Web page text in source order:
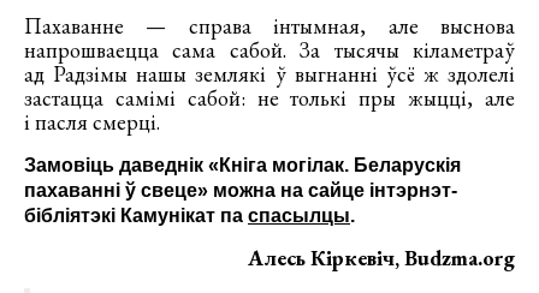
Пахаванне — справа інтымная, але выснова
напрошваецца сама сабой. За тысячы кіламетраў
ад Радзімы нашы землякі ў выгнанні ўсё ж здолелі
застацца самімі сабой: не толькі пры жыцці, але
і пасля смерці.
Замовіць даведнік «Кніга могілак. Беларускія
пахаванні ў свеце» можна на сайце інтэрнэт-
бібліятэкі Камунікат па спасылцы.
Алесь Кіркевіч, Budzma.org